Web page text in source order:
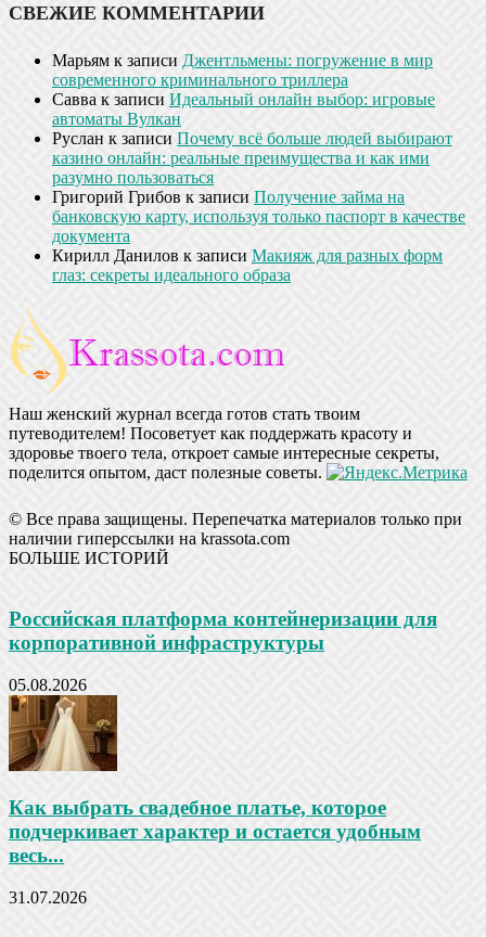
СВЕЖИЕ КОММЕНТАРИИ
Марьям к записи Джентльмены: погружение в мир
современного криминального триллера
Савва к записи Идеальный онлайн выбор: игровые
автоматы Вулкан
Руслан к записи Почему всё больше людей выбирают
казино онлайн: реальные преимущества и как ими
разумно пользоваться
Григорий Грибов к записи Получение займа на
банковскую карту, используя только паспорт в качестве
документа
Кирилл Данилов к записи Макияж для разных форм
глаз: секреты идеального образа
Наш женский журнал всегда готов стать твоим
путеводителем! Посоветует как поддержать красоту и
здоровье твоего тела, откроет самые интересные секреты,
поделится опытом, даст полезные советы.
© Все права защищены. Перепечатка материалов только при
наличии гиперссылки на krassota.com
БОЛЬШЕ ИСТОРИЙ
Российская платформа контейнеризации для
корпоративной инфраструктуры
05.08.2026
Как выбрать свадебное платье, которое
подчеркивает характер и остается удобным
весь...
31.07.2026